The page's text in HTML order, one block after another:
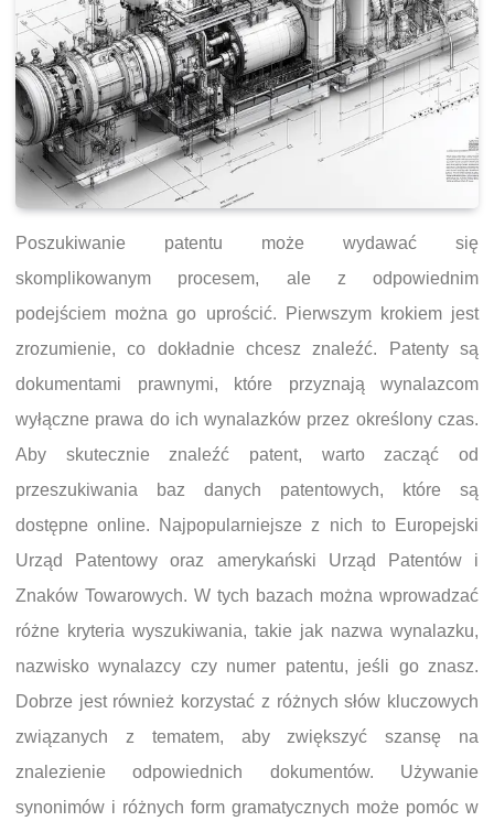
Poszukiwanie patentu może wydawać się
skomplikowanym procesem, ale z odpowiednim
podejściem można go uprościć. Pierwszym krokiem jest
zrozumienie, co dokładnie chcesz znaleźć. Patenty są
dokumentami prawnymi, które przyznają wynalazcom
wyłączne prawa do ich wynalazków przez określony czas.
Aby skutecznie znaleźć patent, warto zacząć od
przeszukiwania baz danych patentowych, które są
dostępne online. Najpopularniejsze z nich to Europejski
Urząd Patentowy oraz amerykański Urząd Patentów i
Znaków Towarowych. W tych bazach można wprowadzać
różne kryteria wyszukiwania, takie jak nazwa wynalazku,
nazwisko wynalazcy czy numer patentu, jeśli go znasz.
Dobrze jest również korzystać z różnych słów kluczowych
związanych z tematem, aby zwiększyć szansę na
znalezienie odpowiednich dokumentów. Używanie
synonimów i różnych form gramatycznych może pomóc w